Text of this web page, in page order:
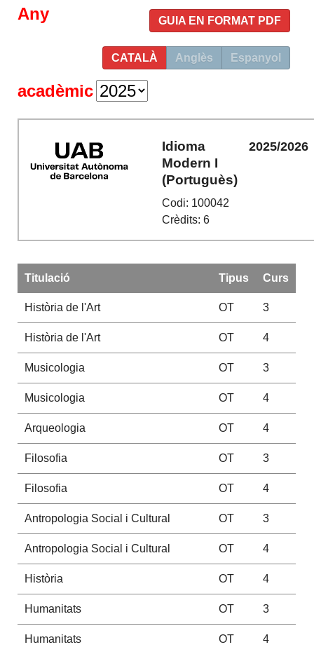
GUIA EN FORMAT PDF
CATALÀ Anglès Espanyol
Any
acadèmic
Idioma
Modern I
(Portuguès)
Codi: 100042
Crèdits: 6
2025/2026
Titulació Tipus Curs
Història de l'Art OT 3
Història de l'Art OT 4
Musicologia OT 3
Musicologia OT 4
Arqueologia OT 4
Filosofia OT 3
Filosofia OT 4
Antropologia Social i Cultural OT 3
Antropologia Social i Cultural OT 4
Història OT 4
Humanitats OT 3
Humanitats OT 4